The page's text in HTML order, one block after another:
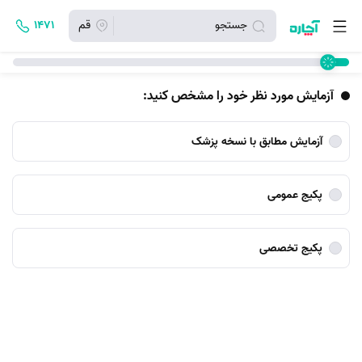
جستجو قم ۱۴۷۱
آزمایش مورد نظر خود را مشخص کنید:
آزمایش مطابق با نسخه پزشک
پکیج عمومی
پکیج تخصصی